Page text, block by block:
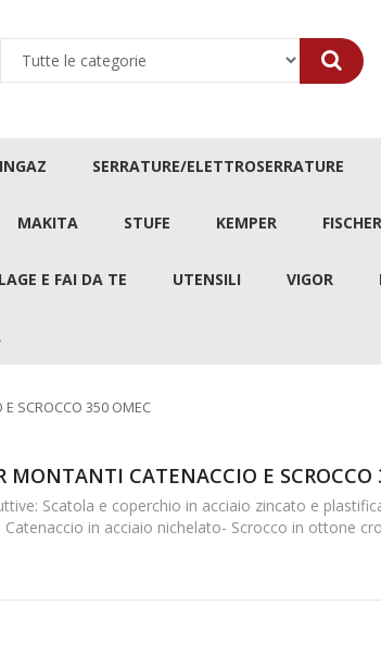
SERRATURE/ELETTROSERRATURE
MAKITA STUFE KEMPER FISCHER
E FAI DA TE UTENSILI VIGOR
E SCROCCO 350 OMEC
MONTANTI CATENACCIO E SCROCCO
Scatola e coperchio in acciaio zincato e
in acciaio nichelato- Scrocco in ottone